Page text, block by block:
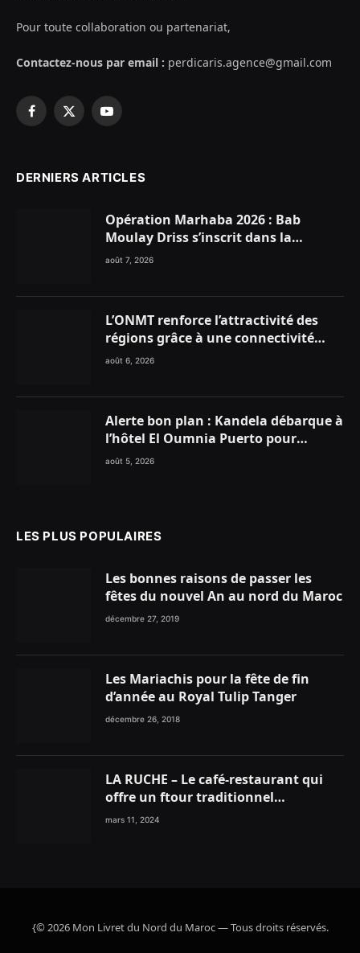
Pour toute collaboration ou partenariat,
Contactez-nous par email : perdicaris.agence@gmail.com
Facebook
X
YouTube
DERNIERS ARTICLES
Opération Marhaba 2026 : Bab
Moulay Driss s’inscrit dans la
dynamique nationale en faveur des
août 7, 2026
L’ONMT renforce l’attractivité des
régions grâce à une connectivité
aérienne historique de Ryanair
août 6, 2026
Alerte bon plan : Kandela débarque à
l’hôtel El Oumnia Puerto pour
enflammer le Chiringuito Malibu
août 5, 2026
LES PLUS POPULAIRES
Les bonnes raisons de passer les
fêtes du nouvel An au nord du Maroc
décembre 27, 2019
Les Mariachis pour la fête de fin
d’année au Royal Tulip Tanger
décembre 26, 2018
LA RUCHE – Le café-restaurant qui
offre un ftour traditionnel
gourmand
mars 11, 2024
{© 2026 Mon Livret du Nord du Maroc — Tous droits réservés.